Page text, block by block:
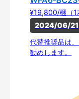
¥19,800/梱（1
2024/06/21
代替推奨品は
勧めします。